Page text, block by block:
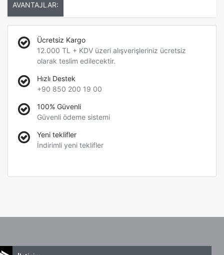
AVANTAJLAR:
Ücretsiz Kargo
12.000 TL + KDV üzeri alışverişleriniz ücretsiz
olarak teslim edilecektir.
Hızlı Destek
+90 850 200 19 00
100% Güvenli
Güvenli ödeme sistemi
Yeni teklifler
İndirimli yeni teklifler